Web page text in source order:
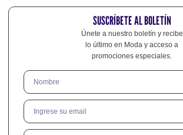
SUSCRÍBETE AL BOLETÍN
Únete a nuestro boletín y recibe
lo último en Moda y acceso a
promociones especiales.